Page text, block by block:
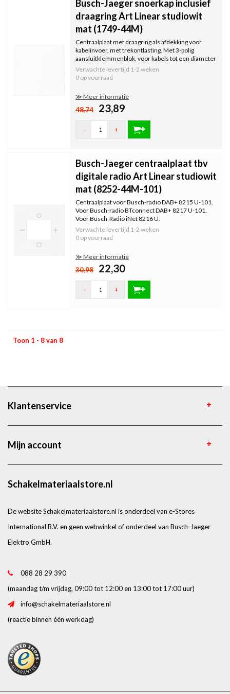
Busch-Jaeger snoerkap inclusief
draagring Art Linear studiowit
mat (1749-44M)
Centraalplaat met draagring als afdekking voor
kabelinvoer, met trekontlasting. Met 3-polig
aansluitklemmenblok, voor kabels tot een diameter
van 10,3 mm.
Verwachte levertijd 1-2 weken
0 op voorraad
≫ Meer informatie
48,74 23,89
- +
Busch-Jaeger centraalplaat tbv
digitale radio Art Linear studiowit
mat (8252-44M-101)
Centraalplaat voor Busch-radio DAB+ 8215 U-101.
Voor Busch-radio BTconnect DAB+ 8217 U-101.
Voor Busch-Radio iNet 8216 U.
Verwachte levertijd 1-2 weken
0 op voorraad
≫ Meer informatie
30,98 22,30
- +
Toon 1 - 8 van 8
Klantenservice
Mijn account
Schakelmateriaalstore.nl
De website Schakelmateriaalstore.nl is onderdeel van e-Stores
International B.V. en geen webwinkel of onderdeel van Busch-Jaeger
Elektro GmbH.
088 28 29 390
(maandag t/m vrijdag, 09:00 tot 12:00 en 13:00 tot 17:00 uur)
info@schakelmateriaalstore.nl
(reactie binnen één werkdag)